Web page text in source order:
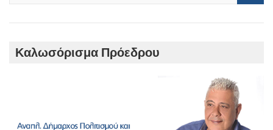
r
Καλωσόρισμα Πρόεδρου